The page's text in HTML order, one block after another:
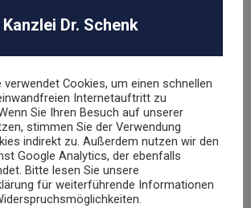
Stephan Schenk
und Fachanwalt für gewerblichen
Rechtsschutz
Kanzlei Dr. Schenk
verwendet Cookies, um einen schnellen
Internetauftritt zu
Sie Ihren Besuch auf unserer
stimmen Sie der Verwendung
indirekt zu. Außerdem nutzen wir den
Google Analytics, der ebenfalls
Bitte lesen Sie unsere
für weiterführende Informationen